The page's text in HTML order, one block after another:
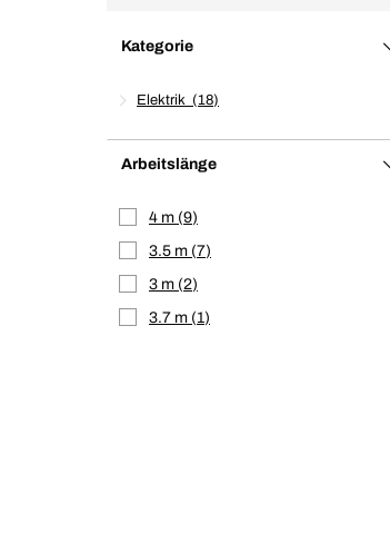
Kategorie
Elektrik 18
Arbeitslänge
4 m 9
3.5 m 7
3 m 2
3.7 m 1